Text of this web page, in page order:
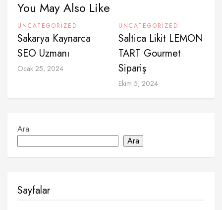
You May Also Like
UNCATEGORIZED
Sakarya Kaynarca
SEO Uzmanı
Ocak 25, 2024
UNCATEGORIZED
Saltica Likit LEMON
TART Gourmet
Sipariş
Ekim 5, 2024
Ara
Ara
Sayfalar